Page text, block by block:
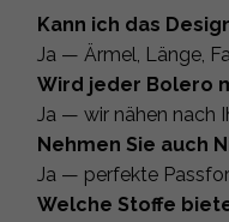
Kann ich das
Ja — Ärmel, Länge,
Wird jeder Bolero
Ja — wir nähen nach
Nehmen Sie auch
Ja — perfekte
Welche Stoffe